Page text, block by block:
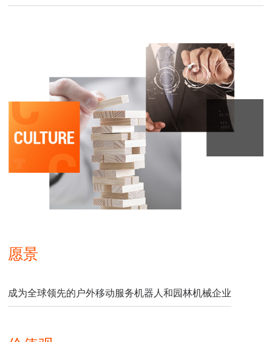
愿景
成为全球领先的户外移动服务机器人和园林机械企业